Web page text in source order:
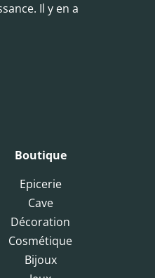
Il y en a
Boutique
Epicerie
Cave
Décoration
Cosmétique
Bijoux